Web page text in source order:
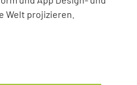
Welt projizieren.